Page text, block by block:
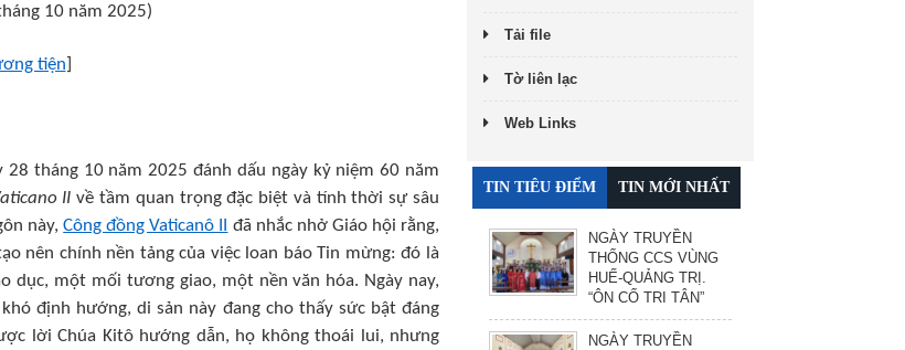
10 năm 2025)
tiện]
tháng 10 năm 2025 đánh dấu ngày kỷ niệm 60 năm
IIvề tầm quan trọng đặc biệt và tính thời sự sâu
này,Công đồng Vaticanô II
đã nhắc nhở Giáo hội rằng,
nên chính nền tảng của việc loan báo Tin mừng: đó là
dục, một mối tương giao, một nền văn hóa. Ngày nay,
định hướng, di sản này đang cho thấy sức bật đáng
lời Chúa Kitô hướng dẫn, họ không thoái lui, nhưng
Tải file
Tờ liên lạc
Web Links
TIN TIÊU ĐIỂM TIN MỚI NHẤT
NGÀY TRUYỀN
THỐNG CCS VÙNG
HUẾ-QUẢNG TRỊ.
“ÔN CỐ TRI TÂN”
NGÀY TRUYỀN